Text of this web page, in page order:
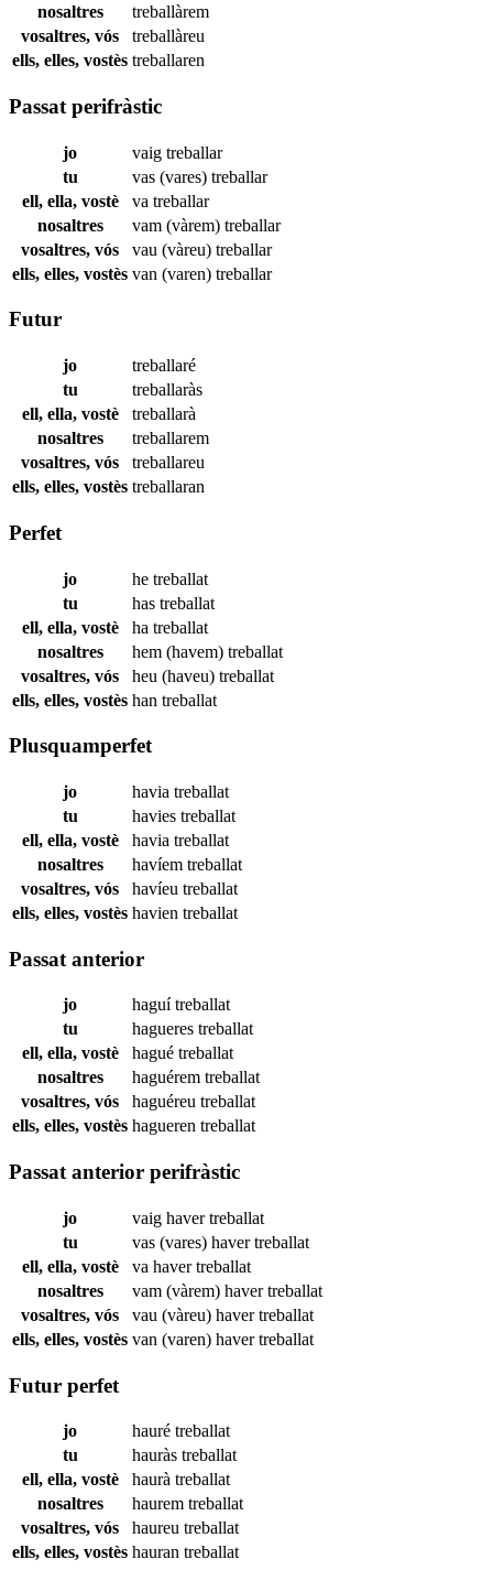
nosaltres
treballàrem
vosaltres, vós
treballàreu
ells, elles, vostès treballaren
Passat perifràstic
jo vaig treballar
tu
vas (vares) treballar
ell, ella, vostè
va treballar
nosaltres
vam (vàrem) treballar
vosaltres, vós
vau (vàreu) treballar
ells, elles, vostès van (varen) treballar
Futur
jo
treballaré
tu
treballaràs
ell, ella, vostè
treballarà
nosaltres
treballarem
vosaltres, vós
treballareu
ells, elles, vostès treballaran
Perfet
jo he treballat
tu
has treballat
ell, ella, vostè
ha treballat
nosaltres
hem (havem) treballat
vosaltres, vós
heu (haveu) treballat
ells, elles, vostès han treballat
Plusquamperfet
jo havia treballat
tu
havies treballat
ell, ella, vostè
havia treballat
nosaltres
havíem treballat
vosaltres, vós
havíeu treballat
ells, elles, vostès havien treballat
Passat anterior
jo haguítreballat
tu
hagueres treballat
ell, ella, vostè
hagué treballat
nosaltres
haguérem treballat
vosaltres, vós
haguéreu treballat
ells, elles, vostès hagueren treballat
Passat anterior perifràstic
jo vaig havertreballat
tu
vas (vares) havertreballat
ell, ella, vostè
va havertreballat
nosaltres
vam (vàrem) havertreballat
vosaltres, vós
vau (vàreu) havertreballat
ells, elles, vostès van (varen) havertreballat
Futur perfet
jo hauré treballat
tu
hauràs treballat
ell, ella, vostè
haurà treballat
nosaltres
haurem treballat
vosaltres, vós
haureu treballat
ells, elles, vostès hauran treballat